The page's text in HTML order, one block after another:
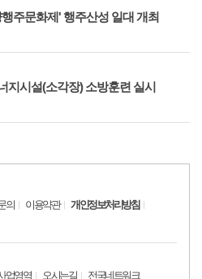
주문화제' 행주산성 일대 개최
지시설(소각장) 소방훈련 실시
의 이용약관
개인정보처리방침
업영역 오시는길 전국네트워크